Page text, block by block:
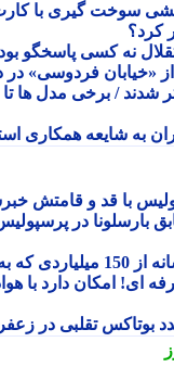
سوخت گیری با کارت
نه کسی پاسخگو بود و
فردوسی» در
شایعه همکاری
با قد و قامتش
در پرسپولیس؟/
رفت
امکان دارد با
تقلبی در